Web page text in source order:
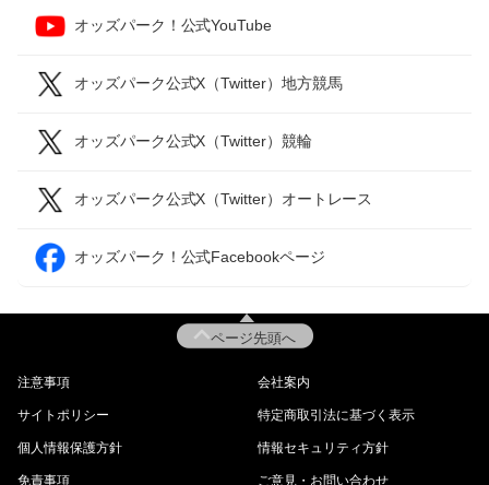
オッズパーク！公式YouTube
オッズパーク公式X（Twitter）地方競馬
オッズパーク公式X（Twitter）競輪
オッズパーク公式X（Twitter）オートレース
オッズパーク！公式Facebookページ
ページ先頭へ
注意事項 会社案内
サイトポリシー 特定商取引法に基づく表示
個人情報保護方針 情報セキュリティ方針
免責事項 ご意見・お問い合わせ